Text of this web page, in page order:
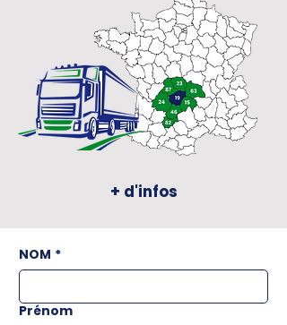
+ d'infos
NOM *
Prénom